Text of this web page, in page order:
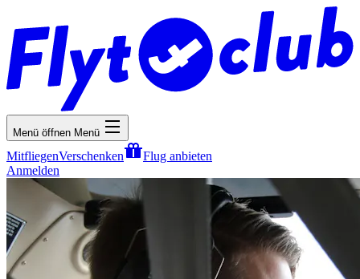
Menü öffnen Menü
MitfliegenVerschenken
Flug anbieten
Anmelden